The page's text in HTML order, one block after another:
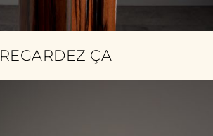
REGARDEZ ÇA